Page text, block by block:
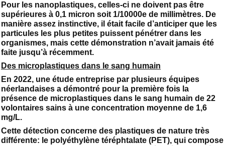
Pour les nanoplastiques, celles-ci ne doivent pas être
supérieures à 0,1 micron soit 1/10000e de millimètres. De
manière assez instinctive, il était facile d’anticiper que les
particules les plus petites puissent pénétrer dans les
organismes, mais cette démonstration n’avait jamais été
faite jusqu’à récemment.
Des microplastiques dans le sang humain
En 2022, une étude entreprise par plusieurs équipes
néerlandaises a démontré pour la première fois la
présence de microplastiques dans le sang humain de 22
volontaires sains à une concentration moyenne de 1,6
mg/L.
Cette détection concerne des plastiques de nature très
différente: le polyéthylène téréphtalate (PET), qui compose